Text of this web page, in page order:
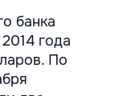
банка
года
По